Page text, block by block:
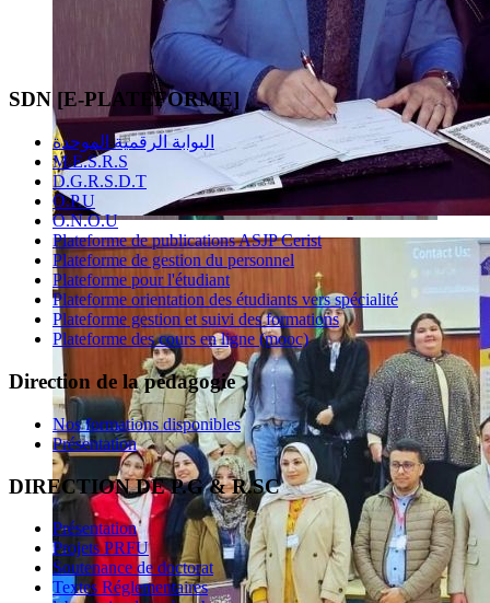
SDN [E-PLATEFORME]
البوابة الرقمية الموحدة
M.E.S.R.S
D.G.R.S.D.T
O.P.U
O.N.O.U
Plateforme de publications ASJP Cerist
Plateforme de gestion du personnel
Plateforme pour l'étudiant
Plateforme orientation des étudiants vers spécialité
Plateforme gestion et suivi des formations
Plateforme des cours en ligne (mooc)
Direction de la pédagogie
Nos formations disponibles
Présentation
DIRECTION DE P.G & R.SC
Présentation
Projets PRFU
Soutenance de doctorat
Textes Réglementaires